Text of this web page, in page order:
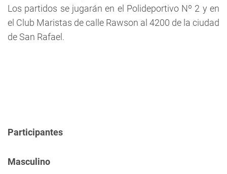
Los partidos se jugarán en el Polideportivo Nº 2 y en
el Club Maristas de calle Rawson al 4200 de la ciudad
de San Rafael.
Participantes
Masculino